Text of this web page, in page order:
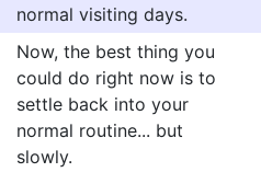
normal visiting days.
Now, the best thing you
could do right now is to
settle back into your
normal routine... but
slowly.